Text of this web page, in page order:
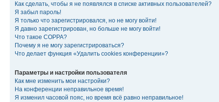
Как сделать, чтобы я не появлялся в списке активных пользователей?
Я забыл пароль!
Я только что зарегистрировался, но не могу войти!
Я давно зарегистрирован, но больше не могу войти!
Что такое COPPA?
Почему я не могу зарегистрироваться?
Что делает функция «Удалить cookies конференции»?
Параметры и настройки пользователя
Как мне изменить мои настройки?
На конференции неправильное время!
Я изменил часовой пояс, но время всё равно неправильное!